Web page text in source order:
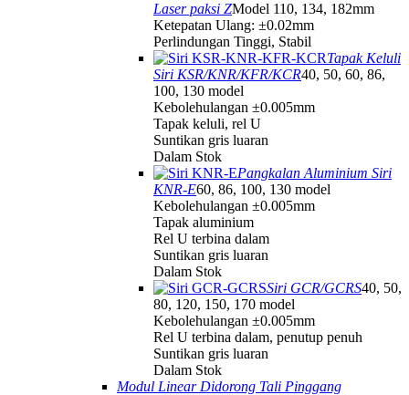
Laser paksi ZModel 110, 134, 182mm
Ketepatan Ulang: ±0.02mm
Perlindungan Tinggi, Stabil
Tapak Keluli
Siri KSR/KNR/KFR/KCR40, 50, 60, 86,
100, 130 model
Kebolehulangan ±0.005mm
Tapak keluli, rel U
Suntikan gris luaran
Dalam Stok
Pangkalan Aluminium Siri
KNR-E60, 86, 100, 130 model
Kebolehulangan ±0.005mm
Tapak aluminium
Rel U terbina dalam
Suntikan gris luaran
Dalam Stok
Siri GCR/GCRS40, 50,
80, 120, 150, 170 model
Kebolehulangan ±0.005mm
Rel U terbina dalam, penutup penuh
Suntikan gris luaran
Dalam Stok
Modul Linear Didorong Tali Pinggang